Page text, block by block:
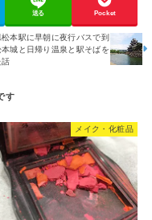
送る Pocket
本駅に早朝に夜行バスで到
城と日帰り温泉と駅そばを
話
メイク・化粧品